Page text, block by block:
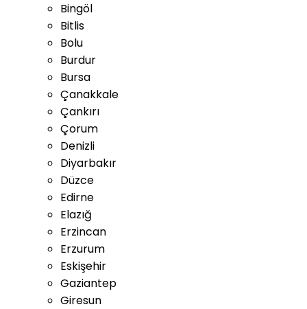
Bingöl
Bitlis
Bolu
Burdur
Bursa
Çanakkale
Çankırı
Çorum
Denizli
Diyarbakır
Düzce
Edirne
Elazığ
Erzincan
Erzurum
Eskişehir
Gaziantep
Giresun